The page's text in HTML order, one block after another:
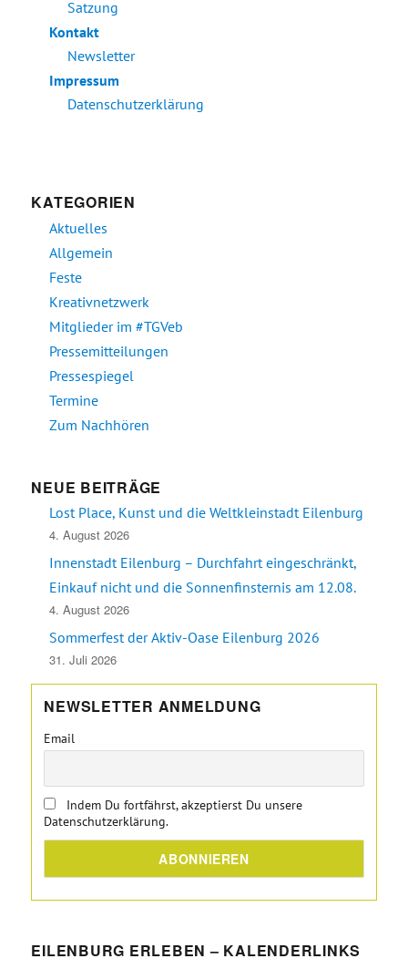
Satzung
Kontakt
Newsletter
Impressum
Datenschutzerklärung
KATEGORIEN
Aktuelles
Allgemein
Feste
Kreativnetzwerk
Mitglieder im #TGVeb
Pressemitteilungen
Pressespiegel
Termine
Zum Nachhören
NEUE BEITRÄGE
Lost Place, Kunst und die Weltkleinstadt Eilenburg
4. August 2026
Innenstadt Eilenburg – Durchfahrt eingeschränkt,
Einkauf nicht und die Sonnenfinsternis am 12.08.
4. August 2026
Sommerfest der Aktiv-Oase Eilenburg 2026
31. Juli 2026
NEWSLETTER ANMELDUNG
Email
Indem Du fortfährst, akzeptierst Du unsere
Datenschutzerklärung.
EILENBURG ERLEBEN – KALENDERLINKS